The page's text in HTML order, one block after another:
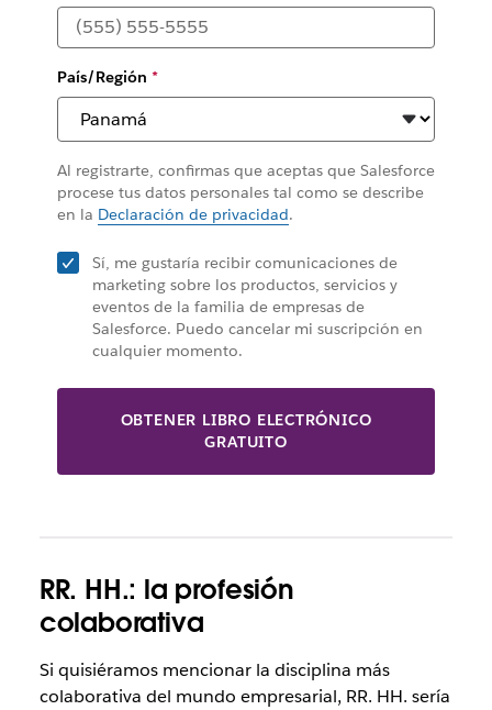
País/Región *
Al registrarte, confirmas que aceptas que Salesforce
procese tus datos personales tal como se describe
en la Declaración de privacidad.
Sí, me gustaría recibir comunicaciones de
marketing sobre los productos, servicios y
eventos de la familia de empresas de
Salesforce. Puedo cancelar mi suscripción en
cualquier momento.
OBTENER LIBRO ELECTRÓNICO
GRATUITO
RR. HH.: la profesión
colaborativa
Si quisiéramos mencionar la disciplina más
colaborativa del mundo empresarial, RR. HH. sería